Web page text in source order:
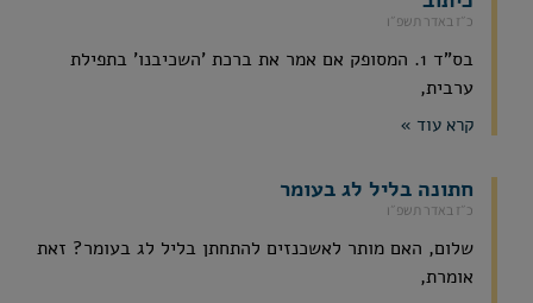
כ״ז באדר תשפ״ו
בס"ד 1. המסופק אם אמר את ברכת 'השכיבנו' בתפילת
ערבית,
קרא עוד »
חתונה בליל לג בעומר
כ״ז באדר תשפ״ו
שלום, האם מותר לאשכנזים להתחתן בליל לג בעומר? זאת
אומרת,